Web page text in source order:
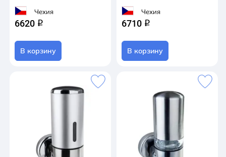
Чехия
6620 q
В корзину
Чехия
6710 q
В корзину